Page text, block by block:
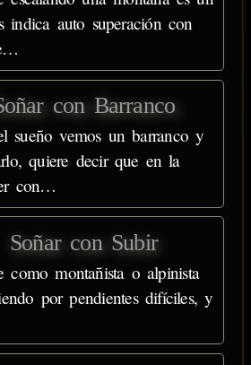
indica auto superación con
con Barranco
sueño vemos un barranco y
quiere decir que en la
con…
Soñar con Subir
como montañista o alpinista
por pendientes difíciles, y